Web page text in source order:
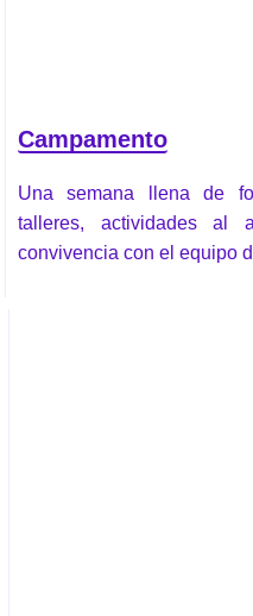
Campamento
Una semana llena de
talleres, actividades al
convivencia con el equipo